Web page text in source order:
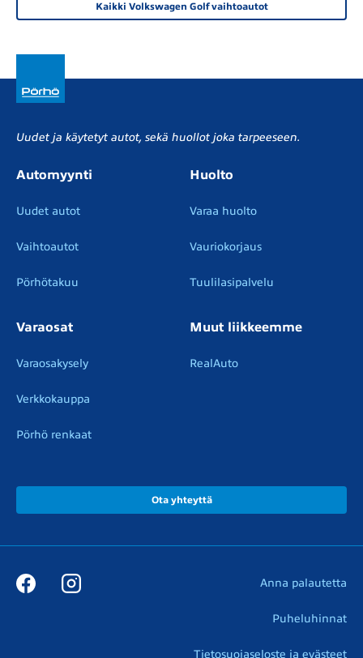
Kaikki Volkswagen Golf vaihtoautot
Uudet ja käytetyt autot, sekä huollot joka tarpeeseen.
Automyynti
Uudet autot
Vaihtoautot
Pörhötakuu
Huolto
Varaa huolto
Vauriokorjaus
Tuulilasipalvelu
Varaosat
Varaosakysely
Verkkokauppa
Pörhö renkaat
Muut liikkeemme
RealAuto
Ota yhteyttä
Anna palautetta
Puheluhinnat
Tietosuojaseloste ja evästeet